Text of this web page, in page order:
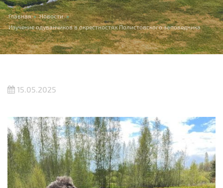
Вы здесь
Главная » Новости »
Изучение одуванчиков в окрестностях Полистовского заповедника
15.05.2025